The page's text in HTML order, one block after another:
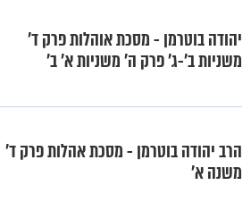
יהודה בוטרמן - מסכת אוהלות פרק ד'
משניות ב'-ג' פרק ה' משניות א' ב'
הרב יהודה בוטרמן - מסכת אהלות פרק ד'
משנה א'